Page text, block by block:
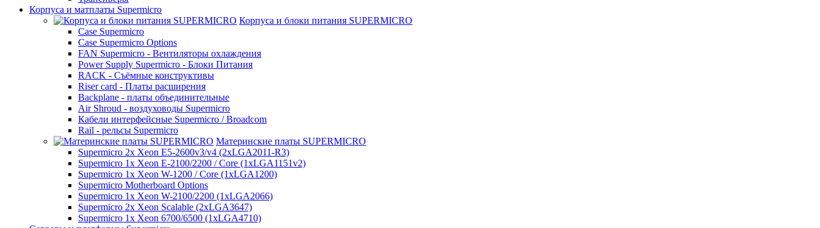
Корпуса и матплаты Supermicro
Корпуса и блоки питания SUPERMICRO
Case Supermicro
Case Supermicro Options
FAN Supermicro - Вентиляторы охлаждения
Power Supply Supermicro - Блоки Питания
RACK - Съёмные конструктивы
Riser card - Платы расширения
Backplane - платы объединительные
Air Shroud - воздуховоды Supermicro
Кабели интерфейсные Supermicro / Broadcom
Rail - рельсы Supermicro
Материнские платы SUPERMICRO
Supermicro 2x Xeon E5-2600v3/v4 (2xLGA2011-R3)
Supermicro 1x Xeon E-2100/2200 / Core (1xLGA1151v2)
Supermicro 1x Xeon W-1200 / Core (1xLGA1200)
Supermicro Motherboard Options
Supermicro 1x Xeon W-2100/2200 (1xLGA2066)
Supermicro 2x Xeon Scalable (2xLGA3647)
Supermicro 1x Xeon 6700/6500 (1xLGA4710)